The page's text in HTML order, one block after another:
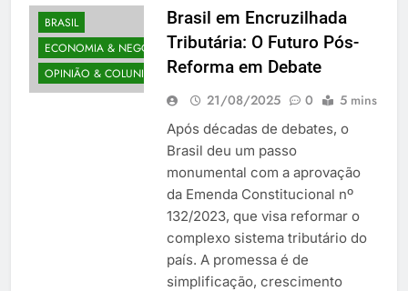
BRASIL
ECONOMIA & NEGÓCIOS
OPINIÃO & COLUNISTAS
Brasil em Encruzilhada
Tributária: O Futuro Pós-
Reforma em Debate
21/08/2025 0 5 mins
Após décadas de debates, o
Brasil deu um passo
monumental com a aprovação
da Emenda Constitucional nº
132/2023, que visa reformar o
complexo sistema tributário do
país. A promessa é de
simplificação, crescimento